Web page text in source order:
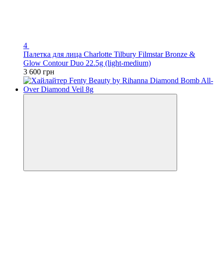
4
Палетка для лица Charlotte Tilbury Filmstar Bronze &
Glow Contour Duo 22.5g (light-medium)
3 600 грн